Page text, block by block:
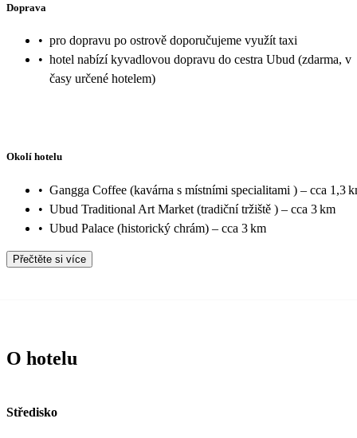
Doprava
• pro dopravu po ostrově doporučujeme využít taxi
• hotel nabízí kyvadlovou dopravu do cestra Ubud (zdarma, v
časy určené hotelem)
Okolí hotelu
• Gangga Coffee (kavárna s místními specialitami ) – cca 1,3
• Ubud Traditional Art Market (tradiční tržiště ) – cca 3 km
• Ubud Palace (historický chrám) – cca 3 km
Přečtěte si více
O hotelu
Středisko